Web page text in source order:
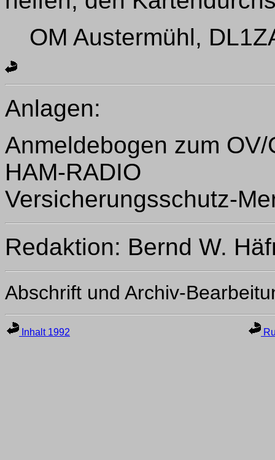
OM Austermühl,
Anlagen:
Anmeldebogen zum
HAM-RADIO
Versicherungsschutz-
Redaktion: Bernd W.
Abschrift und Archiv-
Inhalt 1992